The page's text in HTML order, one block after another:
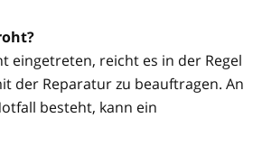
eingetreten, reicht es in der Regel
der Reparatur zu beauftragen. An
besteht, kann ein